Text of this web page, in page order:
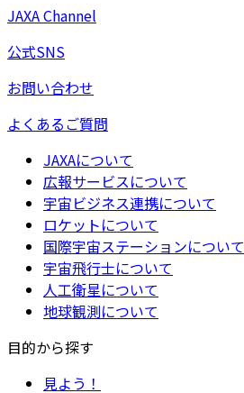
JAXA Channel
公式SNS
お問い合わせ
よくあるご質問
JAXAについて
広報サービスについて
宇宙ビジネス連携について
ロケットについて
国際宇宙ステーションについて
宇宙飛行士について
人工衛星について
地球観測について
目的から探す
見よう！